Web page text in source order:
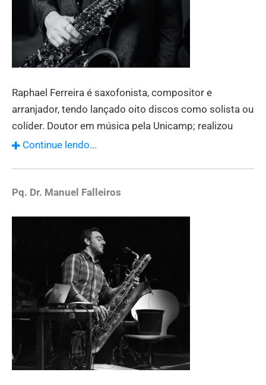
Raphael Ferreira é saxofonista, compositor e
arranjador, tendo lançado oito discos como solista ou
colíder. Doutor em música pela Unicamp; realizou
pós-doutorado na University of North Texas/EUA.
em música.
Continue lendo...
Pq. Dr. Manuel Falleiros